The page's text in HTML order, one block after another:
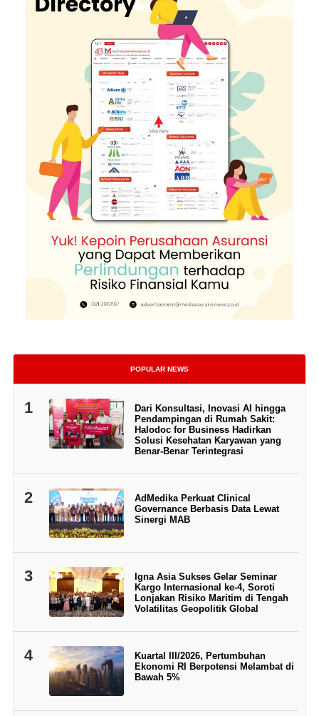
POPULAR NEWS
1
Dari Konsultasi, Inovasi AI hingga
Pendampingan di Rumah Sakit:
Halodoc for Business Hadirkan
Solusi Kesehatan Karyawan yang
Benar-Benar Terintegrasi
2
AdMedika Perkuat Clinical
Governance Berbasis Data Lewat
Sinergi MAB
3
Igna Asia Sukses Gelar Seminar
Kargo Internasional ke-4, Soroti
Lonjakan Risiko Maritim di Tengah
Volatilitas Geopolitik Global
4
Kuartal III/2026, Pertumbuhan
Ekonomi RI Berpotensi Melambat di
Bawah 5%